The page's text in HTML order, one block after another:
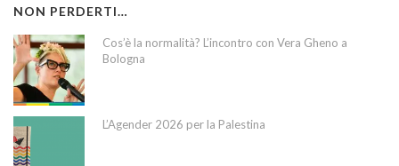
NON PERDERTI…
Cos’è la normalità? L’incontro con Vera Gheno a
Bologna
L’Agender 2026 per la Palestina